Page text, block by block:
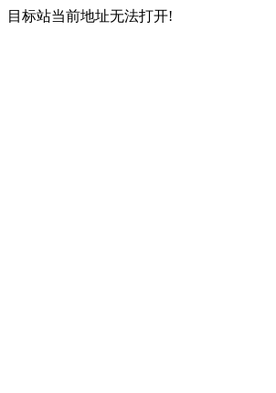
目标站当前地址无法打开!